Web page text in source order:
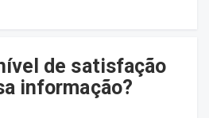
de satisfação
informação?